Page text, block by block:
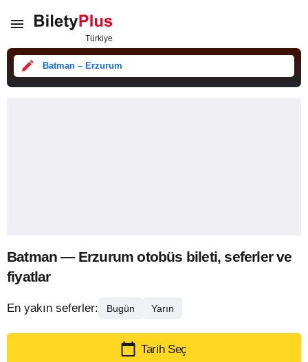
Batman – Erzurum
Batman — Erzurum otobüs bileti, seferler ve
fiyatlar
En yakın seferler: Bugün Yarın
Tarih Seç